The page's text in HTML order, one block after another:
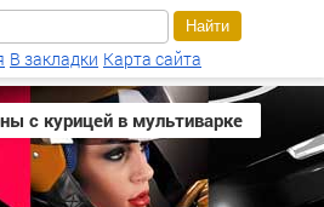
с курицей в мультиварке
В закладки Карта сайта